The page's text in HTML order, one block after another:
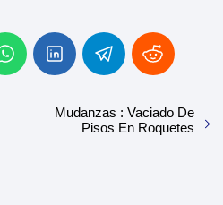
Mudanzas : Vaciado De
Pisos En Roquetes